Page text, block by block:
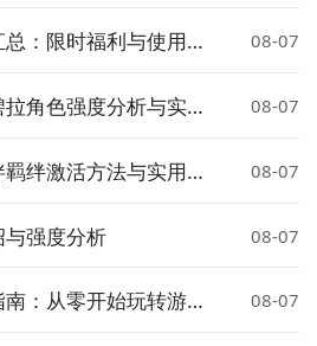
：限时福利与使用方
08-07
角色强度分析与实战
08-07
绊激活方法与实用技
08-07
强度分析 08-07
：从零开始玩转游戏
08-07